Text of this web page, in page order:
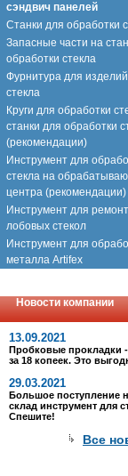
сэндвич панелей
Станки для обработки
Запасные части на
обработки стекла
Фурнитура для
стекла
Круги для обработки
станки для обработки
(рекомендации)
Инструмент для
стекла на
центра (рекомендации)
Инструмент для
лобовых стекол
Инструмент для
металла Artifex
Новости компании
13.09.2021
Пробковые прокладки
за 18 копеек. Это
29.03.2021
Большое поступление
склад инструмент для
Спешите!
Все